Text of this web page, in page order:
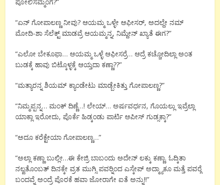
ಪೋಲಿಸಮ್ಮಂಗೆ?”
“ಏನ್ ಗೋಪಾಲಣ್ಣ ನೀವು? ಆಯಮ್ಮ ಒಳ್ಳೇ ಆಫೀಸರ್, ಅದಲ್ದೇ ನಮ್
ಮೋದಿ-ಶಾ ಸೆಲೆಕ್ಟ್ ಮಾಡವ್ರೆ ಆಯಮ್ಮನ್ನ, ನಿಮ್ದೇನ್ ಖ್ಯಾತೆ ಈಗ?”
“ಎಲೋ ಬೇಕೂಫಾ… ಆಯಮ್ಮ ಒಳ್ಳೆ ಆಫೀಸರ್ರೆ… ಆದ್ರೆ ಕಚ್ಚೋದಿಲ್ಲಾ ಅಂತ
ಬುಡಕ್ಕೆ ಹಾವು ಬಿಟ್ಕೊಳ್ಳಕ್ಕೆ ಆಯ್ತದಾ ಕಣ್ಣಾ??”
“ಮತ್ಯಾರನ್ನ ಶಿಯಮ್ ಕ್ಯಾಂಡೇಟು ಮಾಡ್ಬೇಕಿತ್ತು ಗೋಪಾಲಣ್ಣ?”
“ನಿಮ್ಮಪ್ಪನ್ನ… ಮಂಕ್ ದಿಣ್ಣೆ…! ಲೇಯ್… ಅರ್ಷವರ್ಧನ, ಗೊಯಲ್ಲು ಇವ್ರೆಲ್ಲಾ
ಯಾಕ್ಲಾ ಇರೋದು, ಪೊರ್ಕೆ ಹಿಡ್ಕಂಡು ಪಾರ್ಟಿ ಆಪೀಸ್ ಗುಡ್ಸಕ್ಕಾ?”
“ಅದೂ ಕರೆಕ್ಟೇಯಾ ಗೋಪಾಲಣ್ಣ…”
“ಅಲ್ಲಾ ಕಣ್ಣಾ ಬುಲ್ಲೀ…ಈ ಕೇಜ್ರಿ ಬಾಬಂದು ಅದೇನ್ ಲಕ್ಕು ಕಣ್ಣಾ. ಓದ್ಕಿತಾ
ನಲ್ವತೊಂಬತ್ ದಿನಕ್ಕೇ ವ್ರತ ಮುಗ್ಸಿ ಪವರ್‍ನಿಂದ ಎಸ್ಕೇಪ್ ಅದ್ಮ್ಯಾಕೂ ಮತ್ತೆ ಪವರ್‍ಗೆ
ಬಂದವ್ನೆ ಅಂದ್ರೆ ಪೊರಕೆ ಹವಾ ಜೋರಾಗೇ ಐತೆ ಅನ್ನು!!”